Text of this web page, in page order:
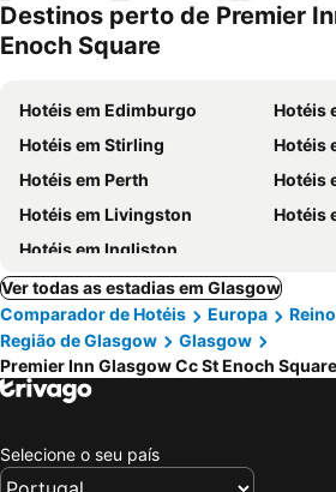
Destinos perto de Premier
Enoch Square
Hotéis em Edimburgo
Hotéis
Hotéis em Stirling
Hotéis
Hotéis em Perth
Hotéis
Hotéis em Livingston
Hotéis
Hotéis em Ingliston
Ver todas as estadias em Glasgow
Comparador de Hotéis
Europa
Região de Glasgow
Glasgow
Premier Inn Glasgow Cc St Enoch Square
Selecione o seu país